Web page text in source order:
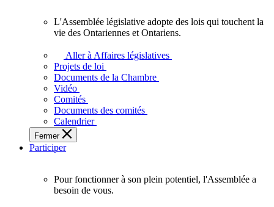
l'Ontario.
L'Assemblée
adopte
touchent
des
Ontariennes
et
L'Assemblée législative adopte des lois qui touchent la
vie des Ontariennes et Ontariens.
Aller à Affaires législatives
Projets de loi
Documents de la Chambre
Vidéo
Comités
Documents des comités
Calendrier
Fermer
Participer
Pour fonctionner à son plein potentiel, l'Assemblée a
besoin de vous.